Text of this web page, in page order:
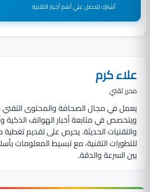
أشترك لتحصل علي أهم أخبار التقنية
علاء كرم
محرر تقني
ويتخصص في متابعة أخبار الهواتف الذكية
والتقنيات الحديثة. يحرص على تقديم
للتطورات التقنية، مع تبسيط المعلومات
بين السرعة والدقة.